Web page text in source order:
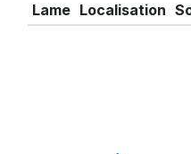
Lame Localisation